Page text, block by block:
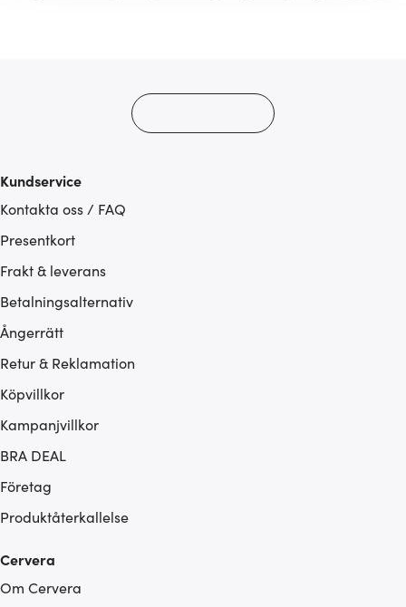
Kundservice
Kontakta oss / FAQ
Presentkort
Frakt & leverans
Betalningsalternativ
Ångerrätt
Retur & Reklamation
Köpvillkor
Kampanjvillkor
BRA DEAL
Företag
Produktåterkallelse
Cervera
Om Cervera